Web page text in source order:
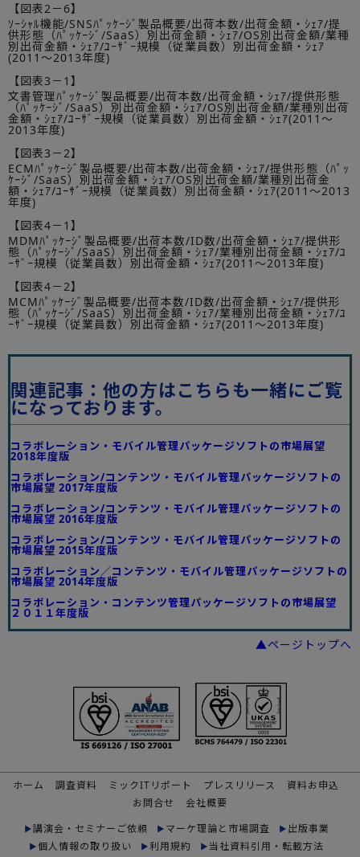
【図表2－6】
ｿｰｼｬﾙ機能/SNSﾊﾟｯｹｰｼﾞ製品概要/出荷本数/出荷金額・ｼｪｱ/提
供形態（ﾊﾟｯｹｰｼﾞ/SaaS）別出荷金額・ｼｪｱ/OS別出荷金額/業種
別出荷金額・ｼｪｱ/ﾕｰｻﾞｰ規模（従業員数）別出荷金額・ｼｪｱ
(2011～2013年度)
【図表3－1】
文書管理ﾊﾟｯｹｰｼﾞ製品概要/出荷本数/出荷金額・ｼｪｱ/提供形態
（ﾊﾟｯｹｰｼﾞ/SaaS）別出荷金額・ｼｪｱ/OS別出荷金額/業種別出荷
金額・ｼｪｱ/ﾕｰｻﾞｰ規模（従業員数）別出荷金額・ｼｪｱ(2011～
2013年度)
【図表3－2】
ECMﾊﾟｯｹｰｼﾞ製品概要/出荷本数/出荷金額・ｼｪｱ/提供形態（ﾊﾟｯ
ｹｰｼﾞ/SaaS）別出荷金額・ｼｪｱ/OS別出荷金額/業種別出荷金
額・ｼｪｱ/ﾕｰｻﾞｰ規模（従業員数）別出荷金額・ｼｪｱ(2011～2013
年度)
【図表4－1】
MDMﾊﾟｯｹｰｼﾞ製品概要/出荷本数/ID数/出荷金額・ｼｪｱ/提供形
態（ﾊﾟｯｹｰｼﾞ/SaaS）別出荷金額・ｼｪｱ/業種別出荷金額・ｼｪｱ/ﾕ
ｰｻﾞｰ規模（従業員数）別出荷金額・ｼｪｱ(2011～2013年度)
【図表4－2】
MCMﾊﾟｯｹｰｼﾞ製品概要/出荷本数/ID数/出荷金額・ｼｪｱ/提供形
態（ﾊﾟｯｹｰｼﾞ/SaaS）別出荷金額・ｼｪｱ/業種別出荷金額・ｼｪｱ/ﾕ
ｰｻﾞｰ規模（従業員数）別出荷金額・ｼｪｱ(2011～2013年度)
関連記事：他の方はこちらも一緒にご覧
になっております。
コラボレーション・モバイル管理パッケージソフトの市場展望
2018年度版
コラボレーション/コンテンツ・モバイル管理パッケージソフトの
市場展望 2017年度版
コラボレーション/コンテンツ・モバイル管理パッケージソフトの
市場展望 2016年度版
コラボレーション/コンテンツ・モバイル管理パッケージソフトの
市場展望 2015年度版
コラボレーション／コンテンツ・モバイル管理パッケージソフトの
市場展望 2014年度版
コラボレーション・コンテンツ管理パッケージソフトの市場展望
２０１１年度版
▲ページトップへ
ホーム 調査資料 ミックITリポート プレスリリース
資料お申込
お問合せ
会社概要
講演会・セミナーご依頼
マーケ理論と市場調査
出版事業
個人情報の取り扱い
利用規約 当社資料引用・転載方法